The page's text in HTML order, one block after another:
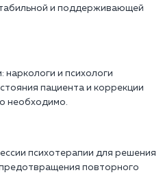
и поддерживающей
наркологи и психологи
пациента и коррекции
необходимо.
психотерапии для решения
повторного